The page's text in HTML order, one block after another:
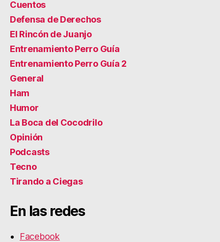
Cuentos
Defensa de Derechos
El Rincón de Juanjo
Entrenamiento Perro Guía
Entrenamiento Perro Guía 2
General
Ham
Humor
La Boca del Cocodrilo
Opinión
Podcasts
Tecno
Tirando a Ciegas
En las redes
Facebook